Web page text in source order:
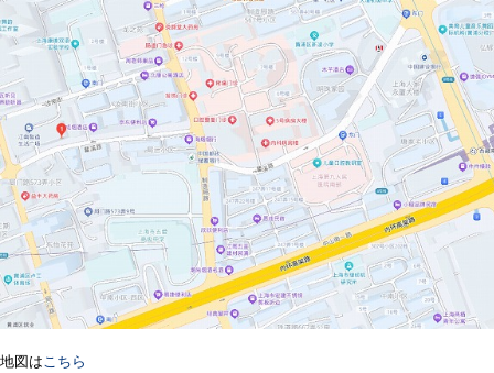
地図は こちら